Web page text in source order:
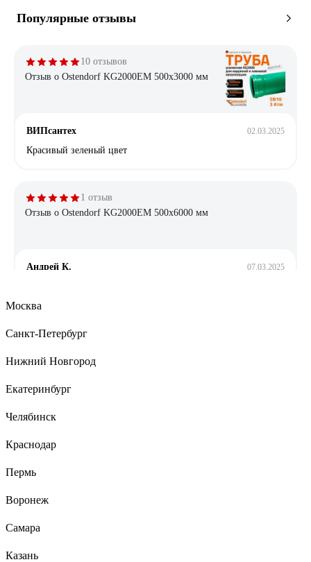
Популярные отзывы
10 отзывов
Отзыв о Ostendorf KG2000EM 500x3000 мм
ВИПсантех 02.03.2025
Красивый зеленый цвет
1 отзыв
Отзыв о Ostendorf KG2000EM 500x6000 мм
Андрей К. 07.03.2025
25 отзывов
Качественный пластик, геометрия, удобство монтажа.
Москва
Санкт-Петербург
Нижний Новгород
Екатеринбург
Челябинск
Краснодар
Пермь
Воронеж
Самара
Казань